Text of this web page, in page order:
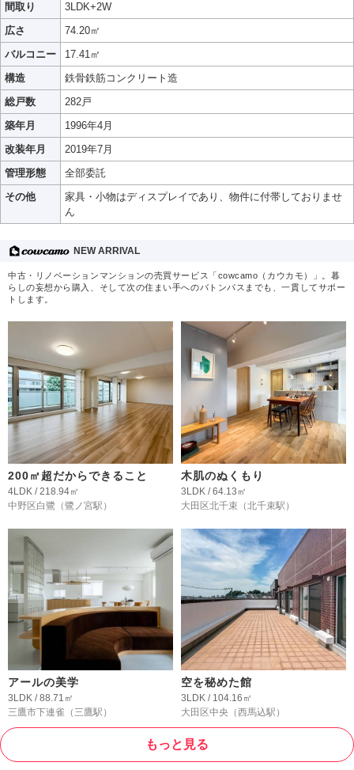
間取り
3LDK+2W
広さ
74.20㎡
バルコニー
17.41㎡
構造
鉄骨鉄筋コンクリート造
総戸数
282戸
築年月
1996年4月
改装年月
2019年7月
管理形態
全部委託
その他
家具・小物はディスプレイであり、物件に付帯しておりませ
ん
NEW ARRIVAL
中古・リノベーションマンションの売買サービス「cowcamo（カウカモ）」。暮
らしの妄想から購入、そして次の住まい手へのバトンパスまでも、一貫してサポー
トします。
200㎡超だからできること
4LDK / 218.94㎡
中野区白鷺 （鷺ノ宮駅）
木肌のぬくもり
3LDK / 64.13㎡
大田区北千束 （北千束駅）
アールの美学
3LDK / 88.71㎡
三鷹市下連雀 （三鷹駅）
空を秘めた館
3LDK / 104.16㎡
大田区中央 （西馬込駅）
もっと見る